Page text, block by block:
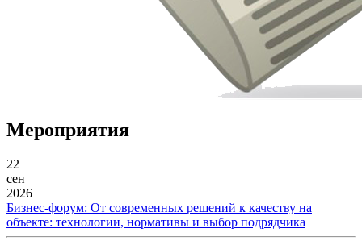
Мероприятия
22
сен
2026
Бизнес-форум: От современных решений к качеству на
объекте: технологии, нормативы и выбор подрядчика